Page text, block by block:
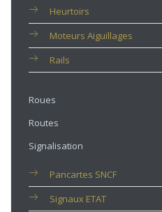
Heurtoirs
Moteurs Aiguillages
Rails
Roues
Routes
Signalisation
Pancartes SNCF
Signaux ETAT